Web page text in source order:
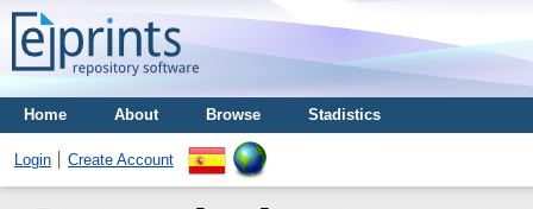
Home About Browse Stadistics
Login Create Account